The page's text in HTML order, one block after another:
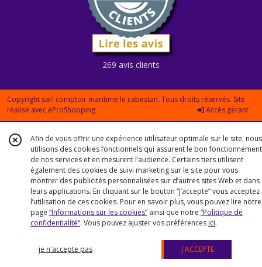
269 avis clients
Copyright sarl comptoir maritime le cabestan. Tous droits réservés. Site
réalisé avec eProShopping Accès gérant
Afin de vous offrir une expérience utilisateur optimale sur le site, nous
utilisons des cookies fonctionnels qui assurent le bon fonctionnement
de nos services et en mesurent l’audience. Certains tiers utilisent
également des cookies de suivi marketing sur le site pour vous
montrer des publicités personnalisées sur d’autres sites Web et dans
leurs applications. En cliquant sur le bouton “J’accepte” vous acceptez
l’utilisation de ces cookies. Pour en savoir plus, vous pouvez lire notre
page “Informations sur les cookies” ainsi que notre “Politique de
confidentialité“. Vous pouvez ajuster vos préférences ici.
je n'accepte pas J'ACCEPTE